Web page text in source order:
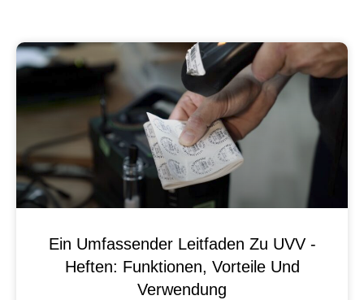
Ein Umfassender Leitfaden Zu UVV -
Heften: Funktionen, Vorteile Und
Verwendung